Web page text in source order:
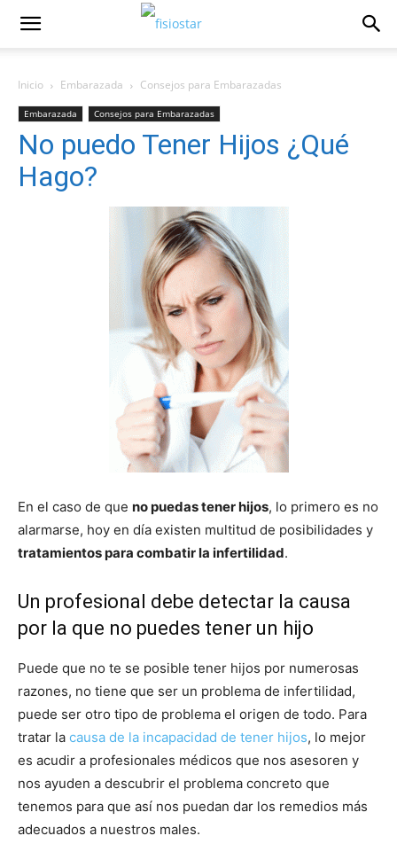
Inicio Embarazada Consejos para Embarazadas
Embarazada Consejos para Embarazadas
No puedo Tener Hijos ¿Qué
Hago?
En el caso de que no puedas tener hijos, lo primero es no
alarmarse, hoy en día existen multitud de posibilidades y
tratamientos para combatir la infertilidad.
Un profesional debe detectar la causa
por la que no puedes tener un hijo
Puede que no te se posible tener hijos por numerosas
razones, no tiene que ser un problema de infertilidad,
puede ser otro tipo de problema el origen de todo. Para
tratar la causa de la incapacidad de tener hijos, lo mejor
es acudir a profesionales médicos que nos asesoren y
nos ayuden a descubrir el problema concreto que
tenemos para que así nos puedan dar los remedios más
adecuados a nuestros males.